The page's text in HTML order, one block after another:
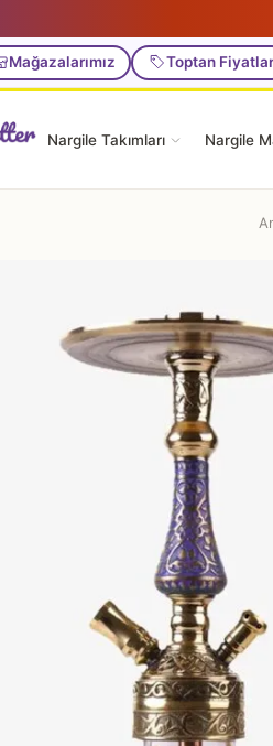
Mağazalarımız Toptan Fiyatlar
Nargile Takımları Nargile